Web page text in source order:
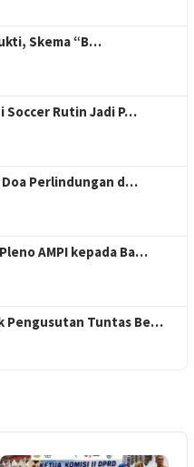
Skema “B…
Soccer Rutin Jadi P…
Doa Perlindungan d…
AMPI kepada Ba…
Pengusutan Tuntas Be…